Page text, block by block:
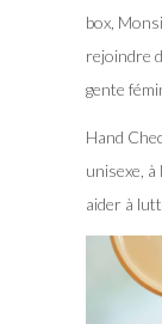
box,
rejoindre
gente
Hand
unisexe,
aider à